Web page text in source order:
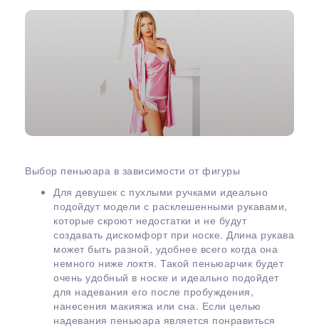
Выбор пеньюара в зависимости от фигуры
Для девушек с пухлыми ручками идеально
подойдут модели с расклешенными рукавами,
которые скроют недостатки и не будут
создавать дискомфорт при носке. Длина рукава
может быть разной, удобнее всего когда она
немного ниже локтя. Такой пеньюарчик будет
очень удобный в носке и идеально подойдет
для надевания его после пробуждения,
нанесения макияжа или сна. Если целью
надевания пеньюара является понравиться